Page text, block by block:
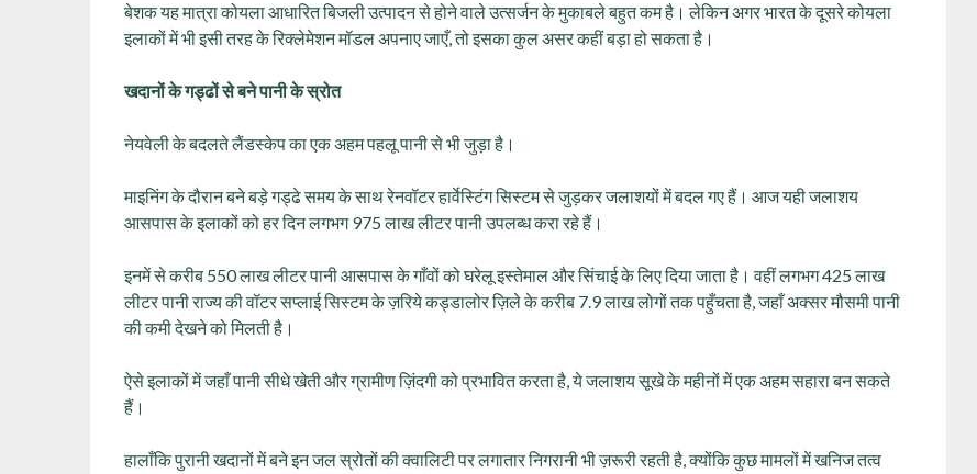
बेशक यह मात्रा कोयला आधारित बिजली उत्पादन से होने वाले उत्सर्जन के मुकाबले बहुत कम है। लेकिन अगर भारत के दूसरे कोयला
इलाकों में भी इसी तरह के रिक्लेमेशन मॉडल अपनाए जाएँ, तो इसका कुल असर कहीं बड़ा हो सकता है।
खदानों के गड्ढों से बने पानी के स्रोत
नेयवेली के बदलते लैंडस्केप का एक अहम पहलू पानी से भी जुड़ा है।
माइनिंग के दौरान बने बड़े गड्ढे समय के साथ रेनवॉटर हार्वेस्टिंग सिस्टम से जुड़कर जलाशयों में बदल गए हैं। आज यही जलाशय
आसपास के इलाकों को हर दिन लगभग 975 लाख लीटर पानी उपलब्ध करा रहे हैं।
इनमें से करीब 550 लाख लीटर पानी आसपास के गाँवों को घरेलू इस्तेमाल और सिंचाई के लिए दिया जाता है। वहीं लगभग 425 लाख
लीटर पानी राज्य की वॉटर सप्लाई सिस्टम के ज़रिये कड्डालोर ज़िले के करीब 7.9 लाख लोगों तक पहुँचता है, जहाँ अक्सर मौसमी पानी
की कमी देखने को मिलती है।
ऐसे इलाकों में जहाँ पानी सीधे खेती और ग्रामीण ज़िंदगी को प्रभावित करता है, ये जलाशय सूखे के महीनों में एक अहम सहारा बन सकते
हैं।
हालाँकि पुरानी खदानों में बने इन जल स्रोतों की क्वालिटी पर लगातार निगरानी भी ज़रूरी रहती है, क्योंकि कुछ मामलों में खनिज तत्व